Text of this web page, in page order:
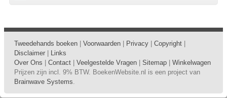
Tweedehands boeken Voorwaarden Privacy Copyright
Disclaimer
Links
Over Ons
Contact Veelgestelde Vragen Sitemap
Winkelwagen
Prijzen zijn incl. 9% BTW. BoekenWebsite.nl is een project van
Brainwave Systems.